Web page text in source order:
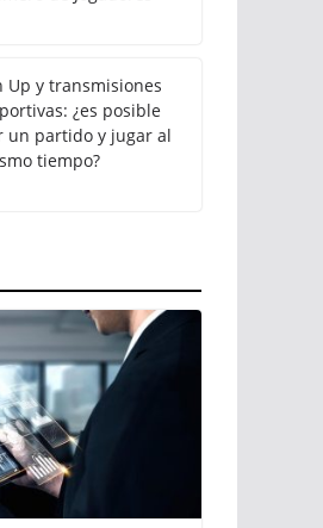
Up y transmisiones
¿es posible
un partido y jugar al
tiempo?